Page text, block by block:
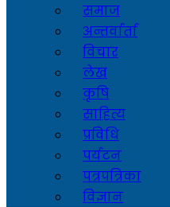
समाज
अन्तर्वार्ता
विचार
लेख
कृषि
साहित्य
प्रविधि
पर्यटन
पत्रपत्रिका
विज्ञान